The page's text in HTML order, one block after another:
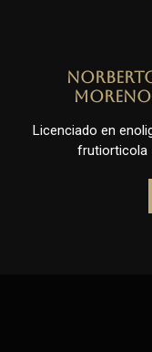
Moreno
Licenciado en
frutiorticola